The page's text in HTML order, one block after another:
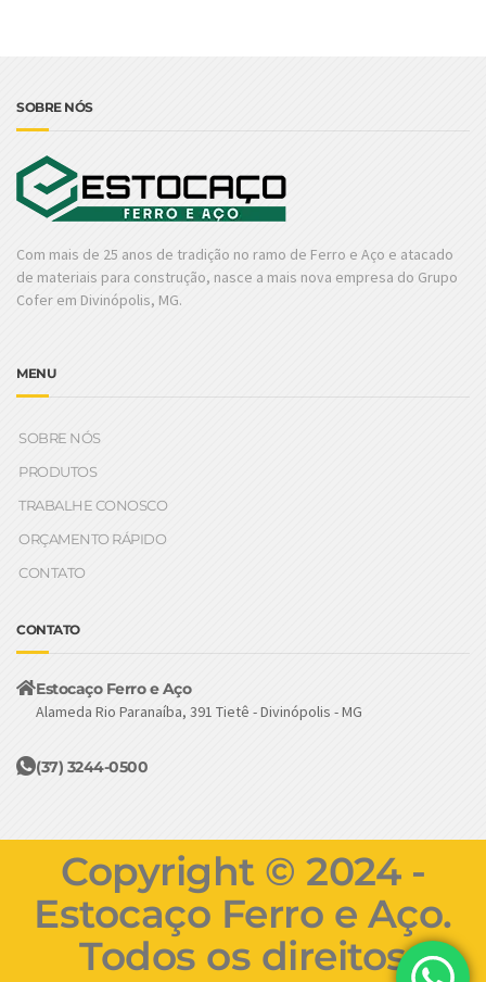
SOBRE NÓS
Com mais de 25 anos de tradição no ramo de Ferro e Aço e atacado
de materiais para construção, nasce a mais nova empresa do Grupo
Cofer em Divinópolis, MG.
MENU
SOBRE NÓS
PRODUTOS
TRABALHE CONOSCO
ORÇAMENTO RÁPIDO
CONTATO
CONTATO
Estocaço Ferro e Aço
Alameda Rio Paranaíba, 391 Tietê - Divinópolis - MG
(37) 3244-0500
Copyright © 2024 -
Estocaço Ferro e Aço.
Todos os direitos